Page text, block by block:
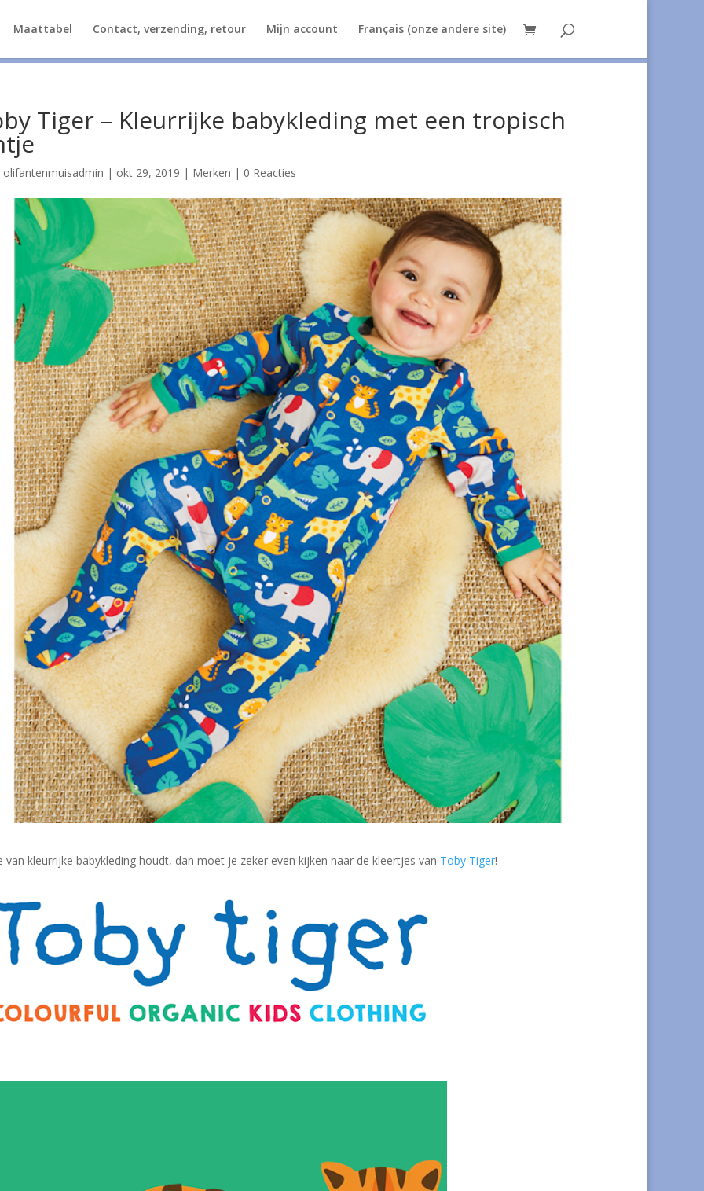
Maattabel Contact, verzending, retour Mijn account Français (onze andere site)
Tiger – Kleurrijke babykleding met een tropisch
olifantenmuisadmin | okt 29, 2019 | Merken | 0 Reacties
van kleurrijke babykleding houdt, dan moet je zeker even kijken naar de kleertjes van Toby Tiger!